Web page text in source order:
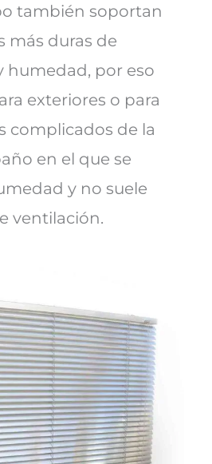
también soportan
más duras de
humedad, por eso
exteriores o para
complicados de la
en el que se
y no suele
ventilación.